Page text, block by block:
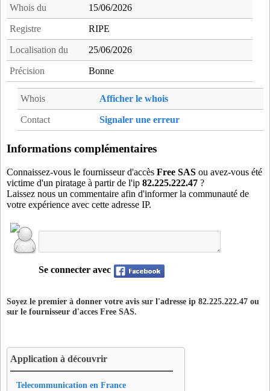
wis38 - Saint-ismier (13 km)
wmh38- Saint-Martin-d'Heres (4 km)
wmu38
wni38- Saint-Nizier-du-Moucherotte (7 km)
wqe38- Saint-Quentin-sur-Isere (19 km)
ycl38- Le Pont-de-Claix (4 km)
Whois du 15/06/2026
Registre RIPE
Localisation du 25/06/2026
Précision Bonne
Whois Afficher le whois
Contact Signaler une erreur
Informations complémentaires
Connaissez-vous le fournisseur d'accès Free SAS ou avez-vous été
victime d'un piratage à partir de l'ip 82.225.222.47 ?
Laissez nous un commentaire afin d'informer la communauté de
votre expérience avec cette adresse IP.
Se connecter avec
Soyez le premier à donner votre avis sur l'adresse ip 82.225.222.47 ou
sur le fournisseur d'acces Free SAS.
Application à découvrir
Telecommunication en France